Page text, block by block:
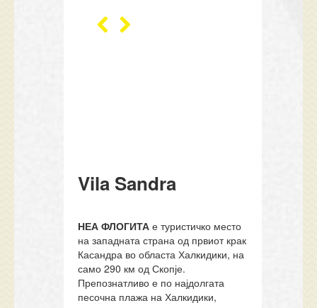
Vila Sandra
НЕА ФЛОГИТА е туристичко место
на западната страна од првиот крак
Касандра во областа Халкидики, на
само 290 км од Скопје.
Препознатливо е по најдолгата
песочна плажа на Халкидики,